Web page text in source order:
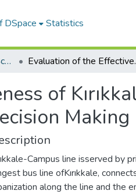
DSpace Statistics
The Journal of Graduate School of Natural and Applied Sciences of Mehmet Akif Ersoy University Evaluation of the
of
Making
Campus line isserved by
bus line ofKırıkkale,
along the line and the